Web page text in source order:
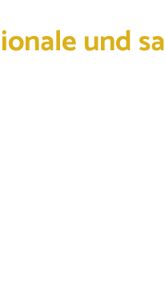
und